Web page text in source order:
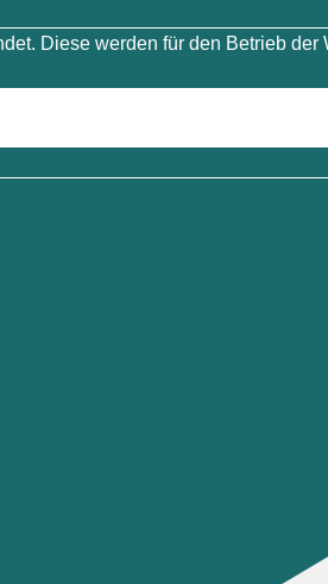
Diese werden für den Betrieb